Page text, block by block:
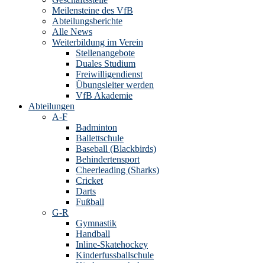
Meilensteine des VfB
Abteilungsberichte
Alle News
Weiterbildung im Verein
Stellenangebote
Duales Studium
Freiwilligendienst
Übungsleiter werden
VfB Akademie
Abteilungen
A-F
Badminton
Ballettschule
Baseball (Blackbirds)
Behindertensport
Cheerleading (Sharks)
Cricket
Darts
Fußball
G-R
Gymnastik
Handball
Inline-Skatehockey
Kinderfussballschule